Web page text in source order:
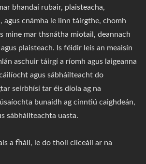
bhandaí rubair, plaisteacha,
agus cnámha le linn táirgthe, chomh
mine mar thsnátha miotail, deannach
plaisteach. Is féidir leis an meaisín
aschuir táirgí a ríomh agus laigeanna
agus sábháilteacht do
seirbhísí tar éis díola ag na
bunaidh ag cinntiú caighdeán,
sábháilteachta uasta.
a fháil, le do thoil cliceáil ar na